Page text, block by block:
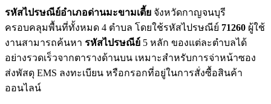
รหัสไปรษณีย์อำเภอด่านมะขามเตี้ย จังหวัดกาญจนบุรี
ครอบคลุมพื้นที่ทั้งหมด 4 ตำบล โดยใช้รหัสไปรษณีย์ 71260 ผู้ใช้
งานสามารถค้นหา รหัสไปรษณีย์ 5 หลัก ของแต่ละตำบลได้
อย่างรวดเร็วจากตารางด้านบน เหมาะสำหรับการจ่าหน้าซอง
ส่งพัสดุ EMS ลงทะเบียน หรือกรอกที่อยู่ในการสั่งซื้อสินค้า
ออนไลน์